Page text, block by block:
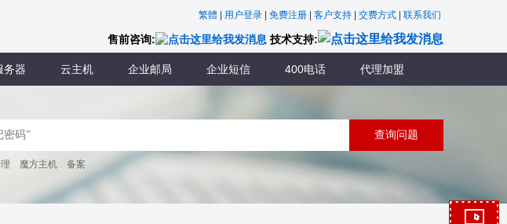
繁體 用户登录 免费注册 客户支持 交费方式 联系我们
售前咨询: 技术支持:
务器 云主机 企业邮局 企业短信 400电话 代理加盟
魔方主机 备案